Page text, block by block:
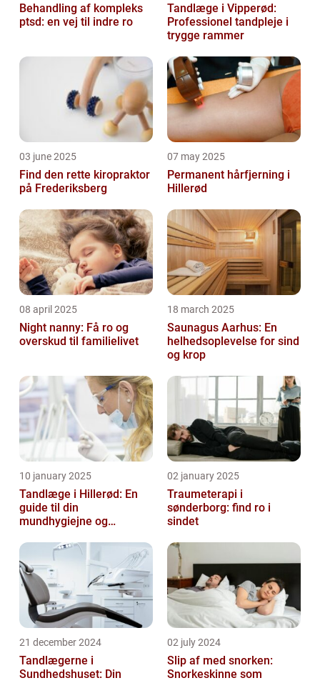
Behandling af kompleks
ptsd: en vej til indre ro
Tandlæge i Vipperød:
Professionel tandpleje i
trygge rammer
03 june 2025
Find den rette kiropraktor
på Frederiksberg
07 may 2025
Permanent hårfjerning i
Hillerød
08 april 2025
Night nanny: Få ro og
overskud til familielivet
18 march 2025
Saunagus Aarhus: En
helhedsoplevelse for sind
og krop
10 january 2025
Tandlæge i Hillerød: En
guide til din
mundhygiejne og
02 january 2025
Traumeterapi i
sønderborg: find ro i
sindet
21 december 2024
Tandlægerne i
Sundhedshuset: Din
02 july 2024
Slip af med snorken:
Snorkeskinne som